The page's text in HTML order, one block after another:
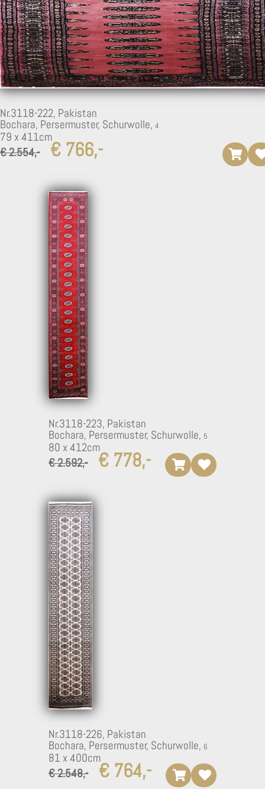
Nr.3118-222, Pakistan
Bochara, Persermuster, Schurwolle,
79 x 411cm
€ 2.554,-
€ 766,-
Nr.3118-223, Pakistan
Bochara, Persermuster, Schurwolle,
80 x 412cm
€ 2.592,-
€ 778,-
Nr.3118-226, Pakistan
Bochara, Persermuster, Schurwolle,
81 x 400cm
€ 2.548,-
€ 764,-